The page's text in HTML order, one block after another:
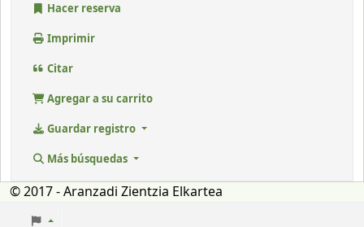
Hacer reserva
Imprimir
Citar
Agregar a su carrito
Guardar registro
Más búsquedas
© 2017 - Aranzadi Zientzia Elkartea